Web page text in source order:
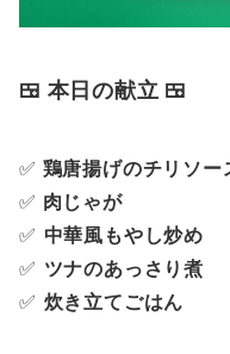
🍱 本日の献立 🍱
✅ 鶏唐揚げのチリソー
✅ 肉じゃが
✅ 中華風もやし炒め
✅ ツナのあっさり煮
✅ 炊き立てごはん